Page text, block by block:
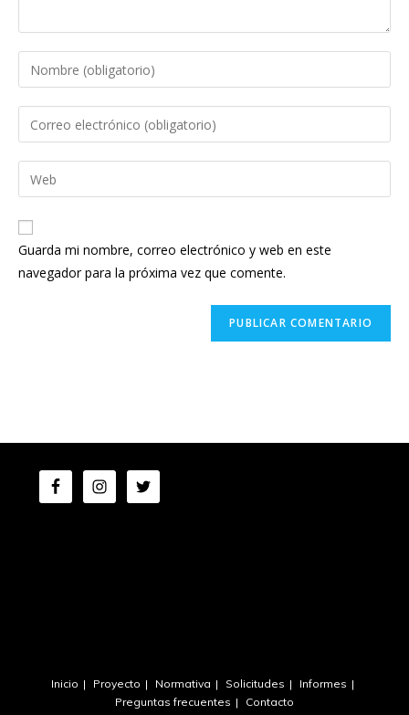
Guarda mi nombre, correo electrónico y web en este
navegador para la próxima vez que comente.
Inicio Proyecto Normativa Solicitudes
Informes
Preguntas frecuentes
Contacto